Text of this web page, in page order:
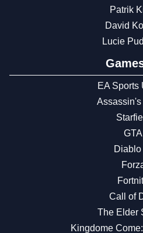
Patrik
David
Lucie
EA Sports
Assassin's
GTA
Diablo
Call of
The Elder
Kingdome